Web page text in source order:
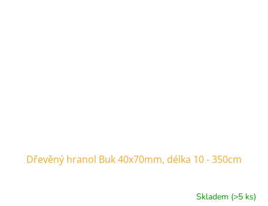
Dřevěný hranol Buk 40x70mm, délka 10 - 350cm
Skladem (>5 ks)